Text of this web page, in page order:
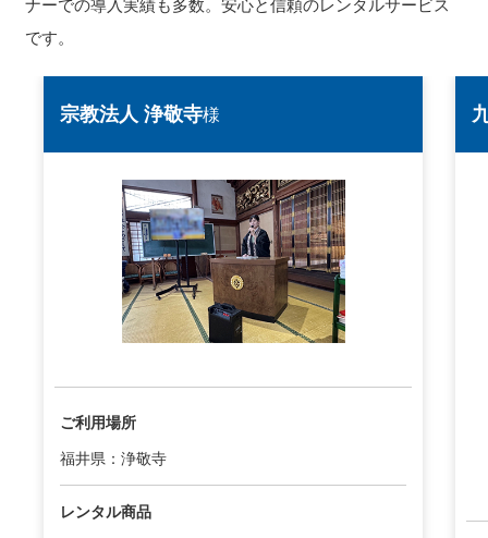
ナーでの導入実績も多数。安心と信頼のレンタルサービス
です。
宗教法人 浄敬寺様
ご利用場所
福井県：浄敬寺
レンタル商品